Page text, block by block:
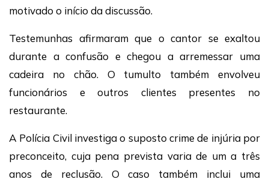
motivado o início da discussão.
Testemunhas afirmaram que o cantor se exaltou
durante a confusão e chegou a arremessar uma
cadeira no chão. O tumulto também envolveu
funcionários e outros clientes presentes no
restaurante.
A Polícia Civil investiga o suposto crime de injúria por
preconceito, cuja pena prevista varia de um a três
anos de reclusão. O caso também inclui uma